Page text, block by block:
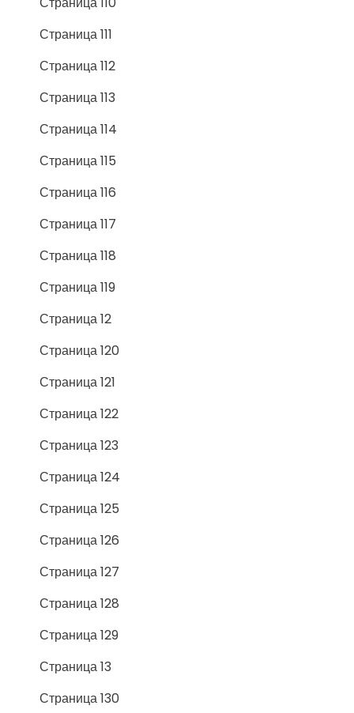
Страница 111
Страница 112
Страница 113
Страница 114
Страница 115
Страница 116
Страница 117
Страница 118
Страница 119
Страница 12
Страница 120
Страница 121
Страница 122
Страница 123
Страница 124
Страница 125
Страница 126
Страница 127
Страница 128
Страница 129
Страница 13
Страница 130